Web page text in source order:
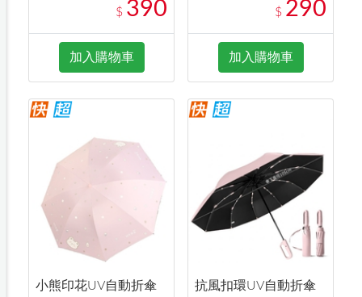
$ 390
加入購物車
$ 290
加入購物車
小熊印花UV自動折傘
抗風扣環UV自動折傘